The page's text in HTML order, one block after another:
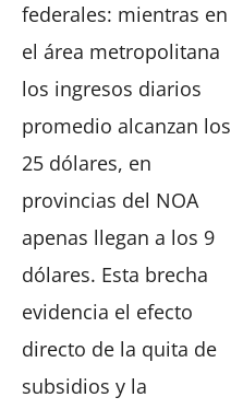
federales: mientras en
el área metropolitana
los ingresos diarios
promedio alcanzan los
25 dólares, en
provincias del NOA
apenas llegan a los 9
dólares. Esta brecha
evidencia el efecto
directo de la quita de
subsidios y la